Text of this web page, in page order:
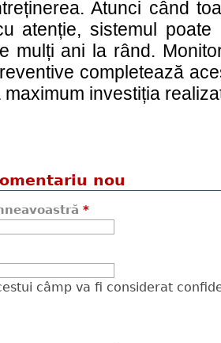
Atunci când
atenție, sistemul
mulți ani la rând.
completează
investiția
nou
*
câmp va fi considerat